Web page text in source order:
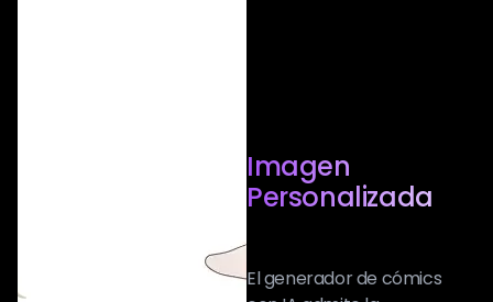
Imagen
Personalizada
El generador de cómics